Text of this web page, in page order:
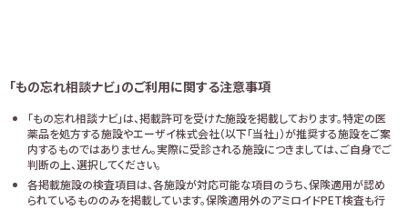
「もの忘れ相談ナビ」のご利用に関する注意事項
「もの忘れ相談ナビ」は、掲載許可を受けた施設を掲載しております。特定の医
薬品を処方する施設やエーザイ株式会社（以下「当社」）が推奨する施設をご案
内するものではありません。実際に受診される施設につきましては、ご自身でご
判断の上、選択してください。
各掲載施設の検査項目は、各施設が対応可能な項目のうち、保険適用が認め
られているもののみを掲載しています。保険適用外のアミロイドPET検査も行